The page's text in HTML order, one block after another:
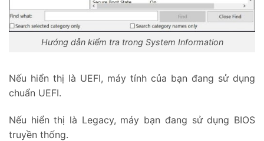
Hướng dẫn kiểm tra trong System Information
Nếu hiển thị là UEFI, máy tính của bạn đang sử dụng
chuẩn UEFI.
Nếu hiển thị là Legacy, máy bạn đang sử dụng BIOS
truyền thống.